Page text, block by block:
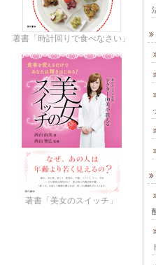
著書「時計回りで食べなさい」
著書「美女のスイッチ」